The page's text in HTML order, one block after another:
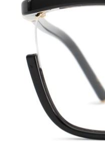
43 mm
Glashoogte